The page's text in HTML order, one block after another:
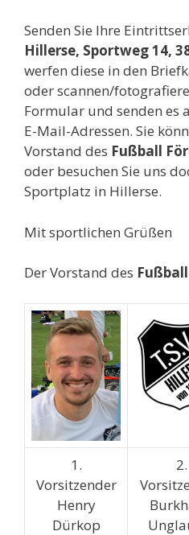
Senden Sie Ihre
Hillerse, Sportweg 14,
werfen diese in den
oder scannen/
Formular und senden es
E-Mail-Adressen. Sie
Vorstand des Fußball
oder besuchen Sie uns
Sportplatz in Hillerse.
Mit sportlichen Grüßen
Der Vorstand des
1.
Vorsitzender
Henry
Dürkop
2.